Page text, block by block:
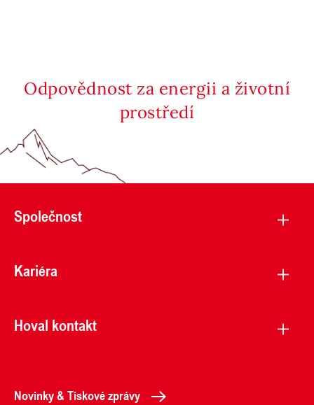
Odpovědnost za energii a životní
prostředí
Společnost
Kariéra
Hoval kontakt
Novinky & Tiskové zprávy